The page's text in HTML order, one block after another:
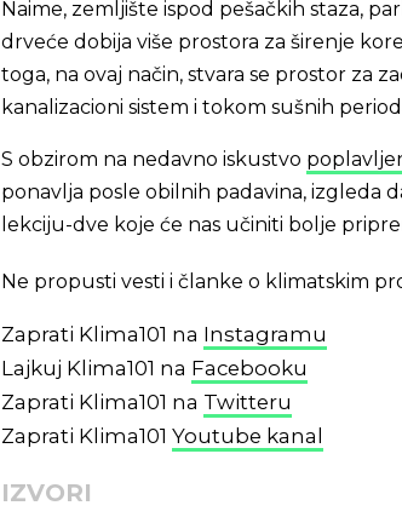
Naime, zemljište ispod pešačkih staza,
drveće dobija više prostora za širenje
toga, na ovaj način, stvara se prostor za
kanalizacioni sistem i tokom sušnih
S obzirom na nedavno iskustvo
ponavlja posle obilnih padavina, izgleda
lekciju-dve koje će nas učiniti bolje
Ne propusti vesti i članke o klimatskim
Zaprati Klima101 na Instagramu
Lajkuj Klima101 na Facebooku
Zaprati Klima101 na Twitteru
Zaprati Klima101 Youtube kanal
IZVORI